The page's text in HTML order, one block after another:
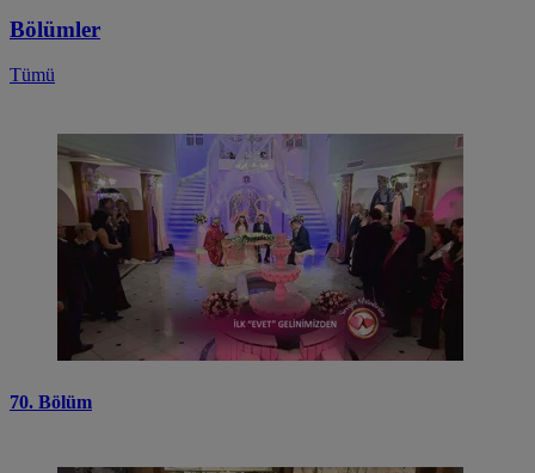
Bölümler
Tümü
70. Bölüm